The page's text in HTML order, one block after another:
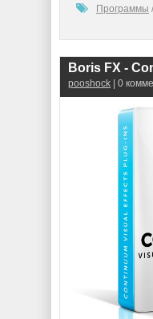
Программы /
pooshock | 0